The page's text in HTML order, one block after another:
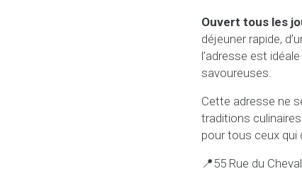
Ouvert tous les
déjeuner rapide,
l’adresse est
savoureuses.
Cette adresse ne
traditions
pour tous ceux
📍55 Rue du